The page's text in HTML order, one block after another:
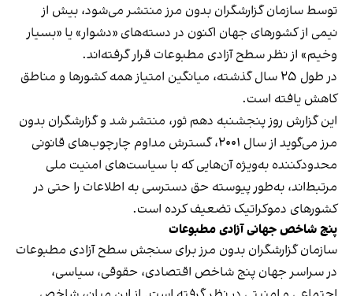
توسط سازمان گزارشگران بدون مرز منتشر می‌شود، بیش از
نیمی از کشورهای جهان اکنون در دسته‌های «دشوار» یا «بسیار
وخیم» از نظر سطح آزادی مطبوعات قرار گرفته‌اند.
در طول ۲۵ سال گذشته، میانگین امتیاز همه کشورها و مناطق
کاهش یافته است.
این گزارش روز پنجشنبه دهم ثور، منتشر شد و گزارشگران بدون
مرز می‌گوید از سال ۲۰۰۱، گسترش مداوم چارچوب‌های قانونی
محدودکننده به‌ویژه آن‌هایی که با سیاست‌های امنیت ملی
مرتبط‌اند، به‌طور پیوسته حق دسترسی به اطلاعات را حتی در
کشورهای دموکراتیک تضعیف کرده است.
پنج شاخص جهانی آزادی مطبوعات
سازمان گزارشگران بدون مرز برای سنجش سطح آزادی مطبوعات
در سراسر جهان پنج شاخص اقتصادی، حقوقی، سیاسی،